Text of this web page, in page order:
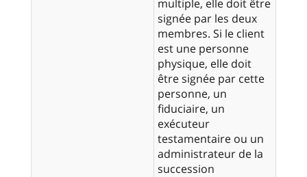
multiple, elle doit être
signée par les deux
membres. Si le client
est une personne
physique, elle doit
être signée par cette
personne, un
fiduciaire, un
exécuteur
testamentaire ou un
administrateur de la
succession